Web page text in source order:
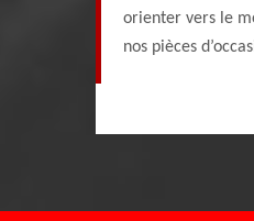
orienter vers le
nos pièces